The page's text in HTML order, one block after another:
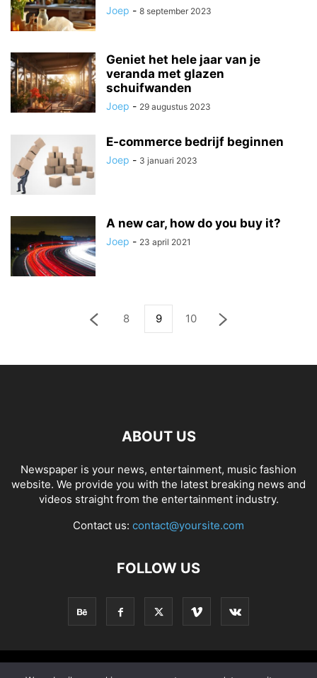
Joep - 8 september 2023
Geniet het hele jaar van je
veranda met glazen
schuifwanden
Joep - 29 augustus 2023
E-commerce bedrijf beginnen
Joep - 3 januari 2023
A new car, how do you buy it?
Joep - 23 april 2021
8 9 10
ABOUT US
Newspaper is your news, entertainment, music fashion
website. We provide you with the latest breaking news and
videos straight from the entertainment industry.
Contact us: contact@yoursite.com
FOLLOW US